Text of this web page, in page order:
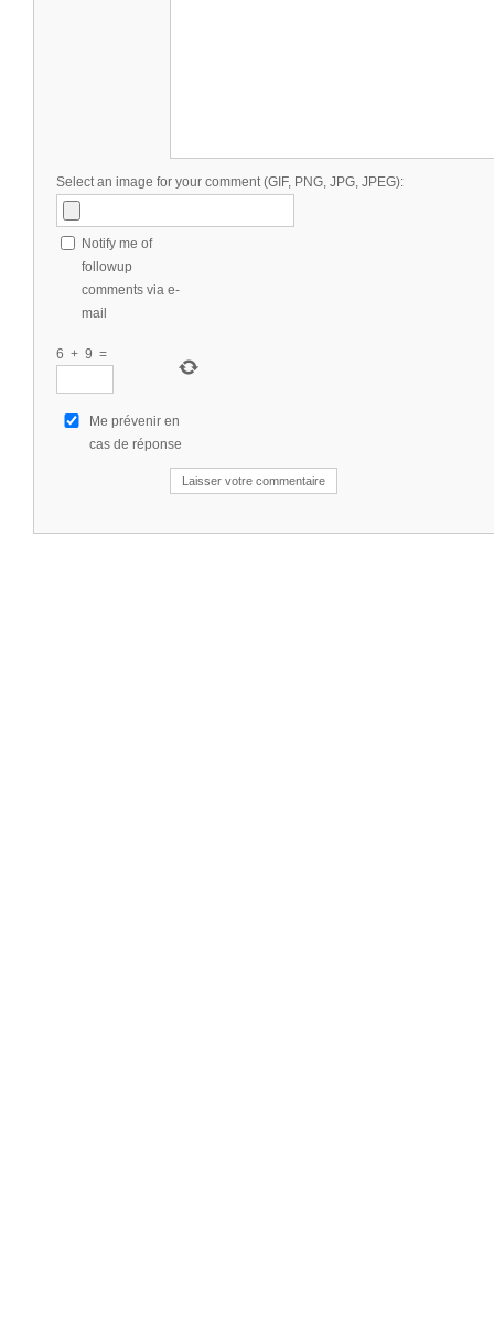
Select an image for your comment (GIF, PNG, JPG, JPEG):
Notify me of
followup
comments via e-
mail
6 + 9 =
Me prévenir en
cas de réponse